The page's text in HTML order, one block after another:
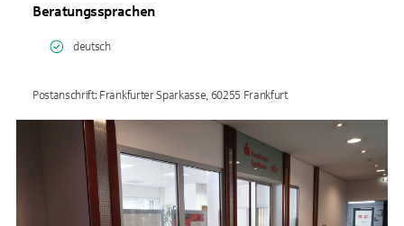
Beratungssprachen
deutsch
Postanschrift: Frankfurter Sparkasse, 60255 Frankfurt